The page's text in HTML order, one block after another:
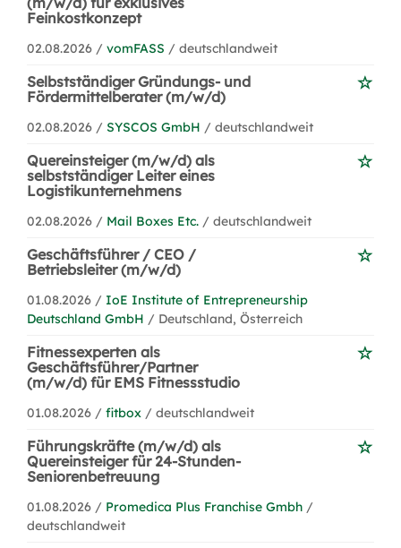
Feinkostkonzept
02.08.2026 / vomFASS / deutschlandweit
Selbstständiger Gründungs- und
Fördermittelberater (m/w/d)
02.08.2026 / SYSCOS GmbH / deutschlandweit
Quereinsteiger (m/w/d) als
selbstständiger Leiter eines
Logistikunternehmens
02.08.2026 / Mail Boxes Etc. / deutschlandweit
Geschäftsführer / CEO /
Betriebsleiter (m/w/d)
01.08.2026 / IoE Institute of Entrepreneurship
Deutschland GmbH / Deutschland, Österreich
Fitnessexperten als
Geschäftsführer/Partner
(m/w/d) für EMS Fitnessstudio
01.08.2026 / fitbox / deutschlandweit
Führungskräfte (m/w/d) als
Quereinsteiger für 24-Stunden-
Seniorenbetreuung
01.08.2026 / Promedica Plus Franchise Gmbh /
deutschlandweit